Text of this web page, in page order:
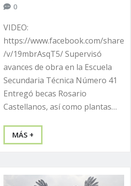
0
VIDEO:
https://www.facebook.com/share
/v/19mbrAsqT5/ Supervisó
avances de obra en la Escuela
Secundaria Técnica Número 41
Entregó becas Rosario
Castellanos, así como plantas…
MÁS +